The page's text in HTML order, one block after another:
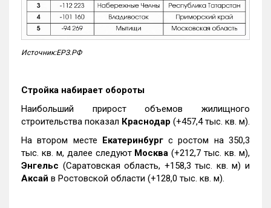
Источник:ЕРЗ.РФ
Стройка набирает обороты
Наибольший прирост объемов жилищного
строительства показал Краснодар (+457,4 тыс. кв. м).
На втором месте Екатеринбургс ростом на 350,3
тыс. кв. м, далее следуют Москва (+212,7 тыс. кв. м),
Энгельс (Саратовская область, +158,3 тыс. кв. м) и
Аксай в Ростовской области (+128,0 тыс. кв. м).